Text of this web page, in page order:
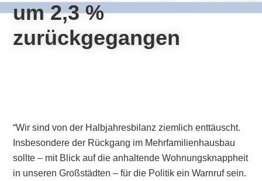
um 2,3 %
zurückgegangen
“Wir sind von der Halbjahresbilanz ziemlich enttäuscht.
Insbesondere der Rückgang im Mehrfamilienhausbau
sollte – mit Blick auf die anhaltende Wohnungsknappheit
in unseren Großstädten – für die Politik ein Warnruf sein.